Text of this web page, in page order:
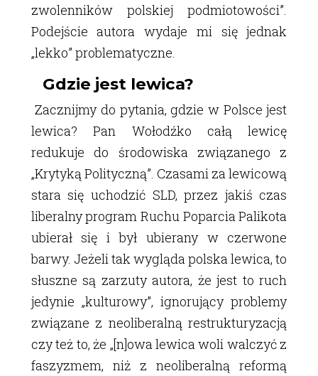
zwolenników polskiej podmiotowości”.
Podejście autora wydaje mi się jednak
„lekko” problematyczne.
Gdzie jest lewica?
Zacznijmy do pytania, gdzie w Polsce jest
lewica? Pan Wołodźko całą lewicę
redukuje do środowiska związanego z
„Krytyką Polityczną”. Czasami za lewicową
stara się uchodzić SLD, przez jakiś czas
liberalny program Ruchu Poparcia Palikota
ubierał się i był ubierany w czerwone
barwy. Jeżeli tak wygląda polska lewica, to
słuszne są zarzuty autora, że jest to ruch
jedynie „kulturowy”, ignorujący problemy
związane z neoliberalną restrukturyzacją
czy też to, że „[n]owa lewica woli walczyć z
faszyzmem, niż z neoliberalną reformą